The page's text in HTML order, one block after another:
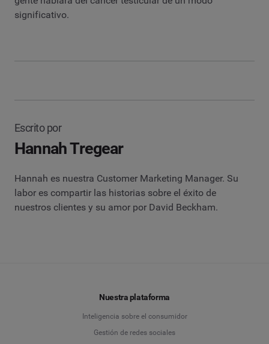
significativo.
Escrito por
Hannah Tregear
Hannah es nuestra Customer Marketing Manager. Su
labor es compartir las historias sobre el éxito de
nuestros clientes y su amor por David Beckham.
Nuestra plataforma
Inteligencia sobre el consumidor
Gestión de redes sociales